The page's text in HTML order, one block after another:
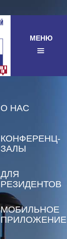
МЕНЮ
О НАС
КОНФЕРЕНЦ-
ЗАЛЫ
ДЛЯ
РЕЗИДЕНТОВ
МОБИЛЬНОЕ
ПРИЛОЖЕНИЕ